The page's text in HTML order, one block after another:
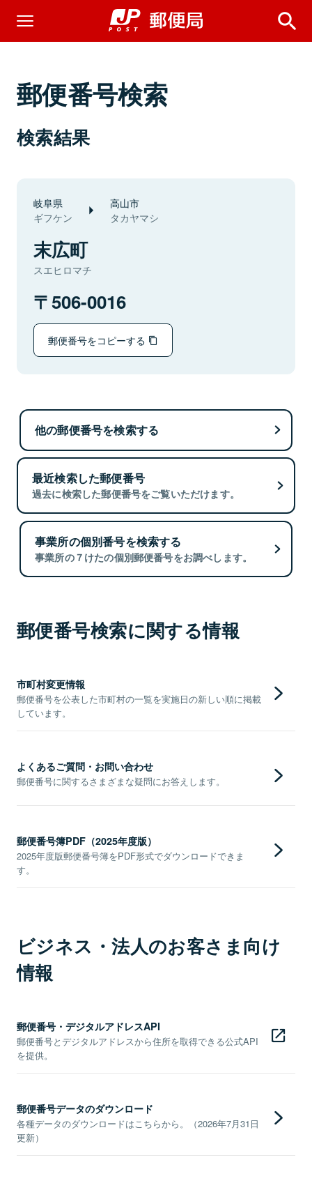
郵便番号検索
検索結果
岐阜県
ギフケン
高山市
タカヤマシ
末広町
スエヒロマチ
506-0016
郵便番号をコピーする
他の郵便番号を検索する
最近検索した郵便番号
過去に検索した郵便番号をご覧いただけます。
事業所の個別番号を検索する
事業所の７けたの個別郵便番号をお調べします。
郵便番号検索に関する情報
市町村変更情報
郵便番号を公表した市町村の一覧を実施日の新しい順に掲載
しています。
よくあるご質問・お問い合わせ
郵便番号に関するさまざまな疑問にお答えします。
郵便番号簿PDF（2025年度版）
2025年度版郵便番号簿をPDF形式でダウンロードできま
す。
ビジネス・法人のお客さま向け
情報
郵便番号・デジタルアドレスAPI
郵便番号とデジタルアドレスから住所を取得できる公式API
を提供。
郵便番号データのダウンロード
各種データのダウンロードはこちらから。（2026年7月31日
更新）